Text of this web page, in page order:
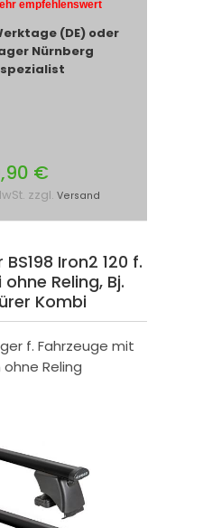
empfehlenswert
(DE) oder
Nürnberg
€
zzgl. Versand
Iron2 120 f.
Reling, Bj.
Kombi
f. Fahrzeuge mit
Reling